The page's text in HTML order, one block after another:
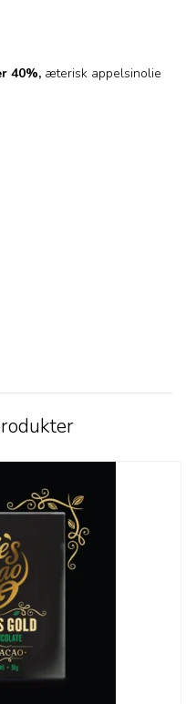
40%, æterisk appelsinolie